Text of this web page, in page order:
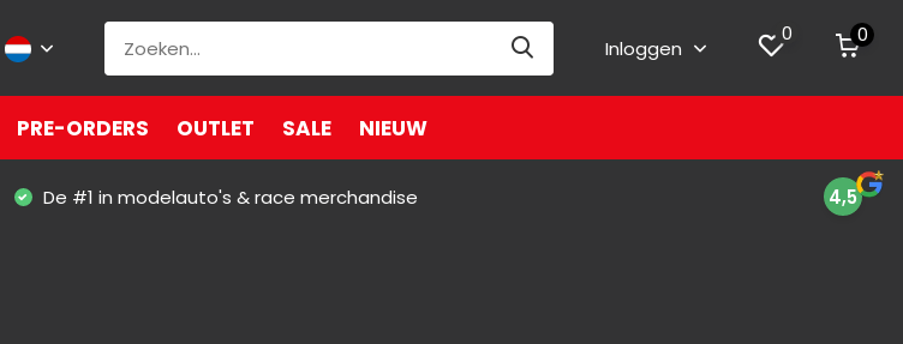
Inloggen
0 0
PRE-ORDERS OUTLET SALE NIEUW
De #1 in modelauto's & race merchandise 4,5